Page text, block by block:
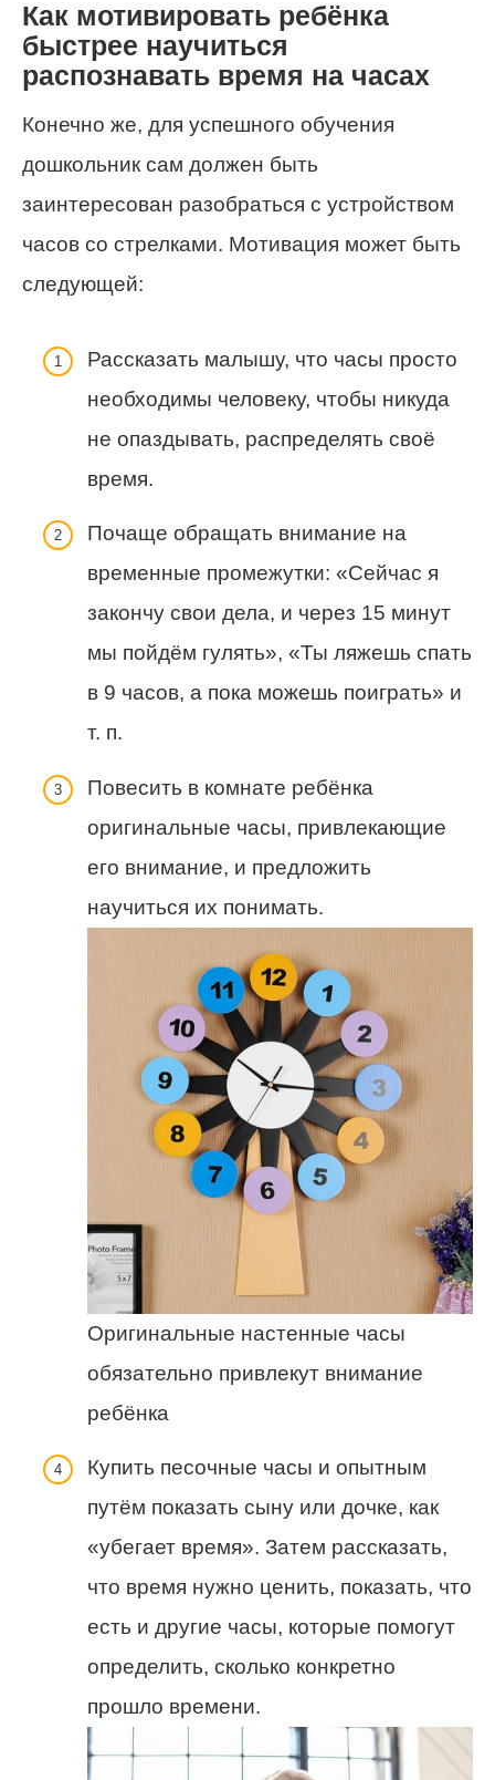
Как мотивировать ребёнка
быстрее научиться
распознавать время на часах
Конечно же, для успешного обучения
дошкольник сам должен быть
заинтересован разобраться с устройством
часов со стрелками. Мотивация может быть
следующей:
Рассказать малышу, что часы просто
необходимы человеку, чтобы никуда
не опаздывать, распределять своё
время.
Почаще обращать внимание на
временные промежутки: «Сейчас я
закончу свои дела, и через 15 минут
мы пойдём гулять», «Ты ляжешь спать
в 9 часов, а пока можешь поиграть» и
т. п.
Повесить в комнате ребёнка
оригинальные часы, привлекающие
его внимание, и предложить
научиться их понимать.
Оригинальные настенные часы
обязательно привлекут внимание
ребёнка
Купить песочные часы и опытным
путём показать сыну или дочке, как
«убегает время». Затем рассказать,
что время нужно ценить, показать, что
есть и другие часы, которые помогут
определить, сколько конкретно
прошло времени.